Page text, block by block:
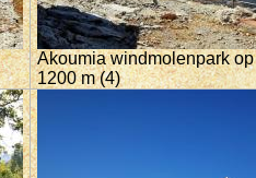
Akoumia windmolenpark op
1200 m (4)